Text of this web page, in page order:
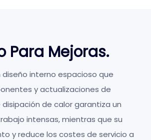
Para Mejoras.
diseño interno espacioso que
y actualizaciones de
de calor garantiza un
intensas, mientras que su
y reduce los costes de servicio a